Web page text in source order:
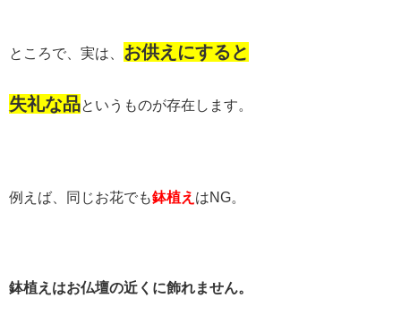
ところで、実は、 お供えにすると
失礼な品というものが存在します。
例えば、同じお花でも鉢植え はNG。
鉢植えはお仏壇の近くに飾れません。